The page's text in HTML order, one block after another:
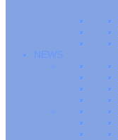
NEWS